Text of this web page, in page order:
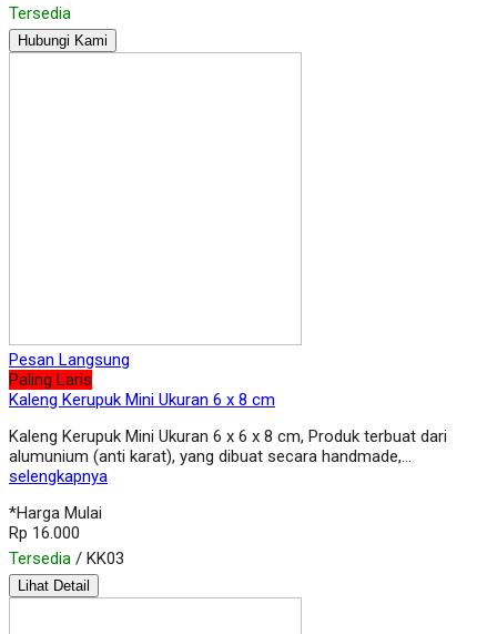
Tersedia
Hubungi Kami
Pesan Langsung
Paling Laris
Kaleng Kerupuk Mini Ukuran 6 x 8 cm
Kaleng Kerupuk Mini Ukuran 6 x 6 x 8 cm, Produk terbuat dari
alumunium (anti karat), yang dibuat secara handmade,…
selengkapnya
*Harga Mulai
Rp 16.000
Tersedia / KK03
Lihat Detail